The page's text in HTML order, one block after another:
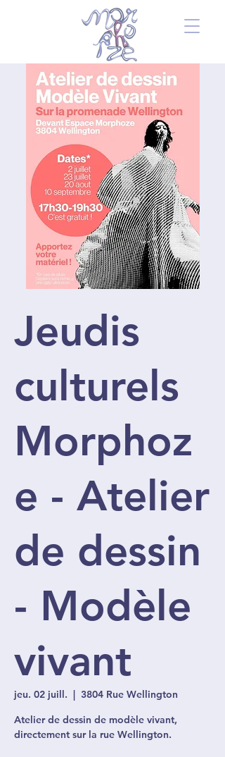
Jeudis
culturels
Morphoz
e - Atelier
de dessin
- Modèle
vivant
jeu. 02 juill.
  |
3804 Rue Wellington
Atelier de dessin de modèle vivant,
directement sur la rue Wellington.